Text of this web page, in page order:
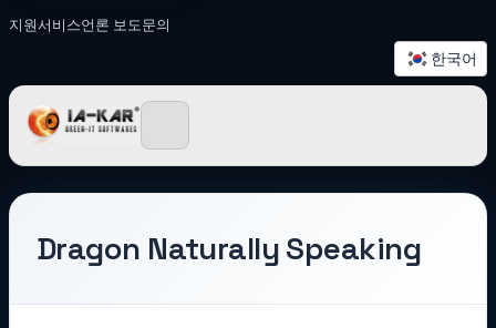
지원서비스언론 보도문의
한국어
IA-KAR - Green IT 소프트
Dragon Naturally Speaking